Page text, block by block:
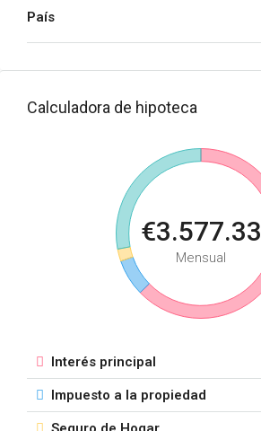
País
Calculadora de hipoteca
€3.577.33
Mensual
Interés principal
Impuesto a la propiedad